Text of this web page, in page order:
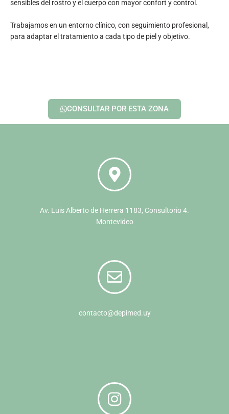
sensibles del rostro y el cuerpo con mayor confort y control.
Trabajamos en un entorno clínico, con seguimiento profesional,
para adaptar el tratamiento a cada tipo de piel y objetivo.
CONSULTAR POR ESTA ZONA
Av. Luis Alberto de Herrera 1183, Consultorio 4.
Montevideo
contacto@depimed.uy